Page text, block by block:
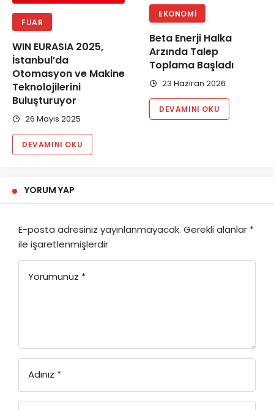
FUAR
WIN EURASIA 2025,
İstanbul’da
Otomasyon ve Makine
Teknolojilerini
Buluşturuyor
26 Mayıs 2025
DEVAMINI OKU
EKONOMI
Beta Enerji Halka
Arzında Talep
Toplama Başladı
23 Haziran 2026
DEVAMINI OKU
YORUM YAP
E-posta adresiniz yayınlanmayacak. Gerekli alanlar *
ile işaretlenmişlerdir
Yorumunuz *
Adınız *